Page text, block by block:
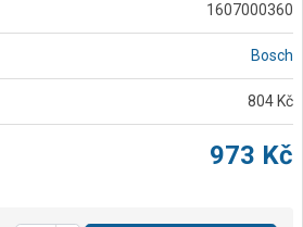
1607000360
Bosch
804 Kč
973 Kč